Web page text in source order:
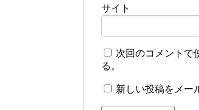
サイト
次回のコメントで
る。
新しい投稿をメー